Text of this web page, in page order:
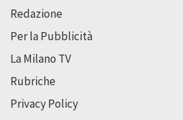
Redazione
Per la Pubblicità
La Milano TV
Rubriche
Privacy Policy